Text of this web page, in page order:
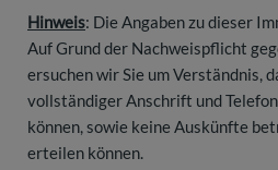
Hinweis: Die Angaben zu dieser
Auf Grund der Nachweispflicht
ersuchen wir Sie um Verständnis,
vollständiger Anschrift und
können, sowie keine Auskünfte
erteilen können.